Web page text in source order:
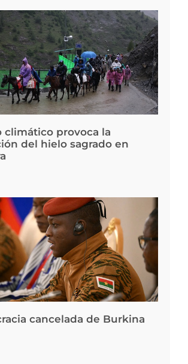
climático provoca la
del hielo sagrado en
cancelada de Burkina